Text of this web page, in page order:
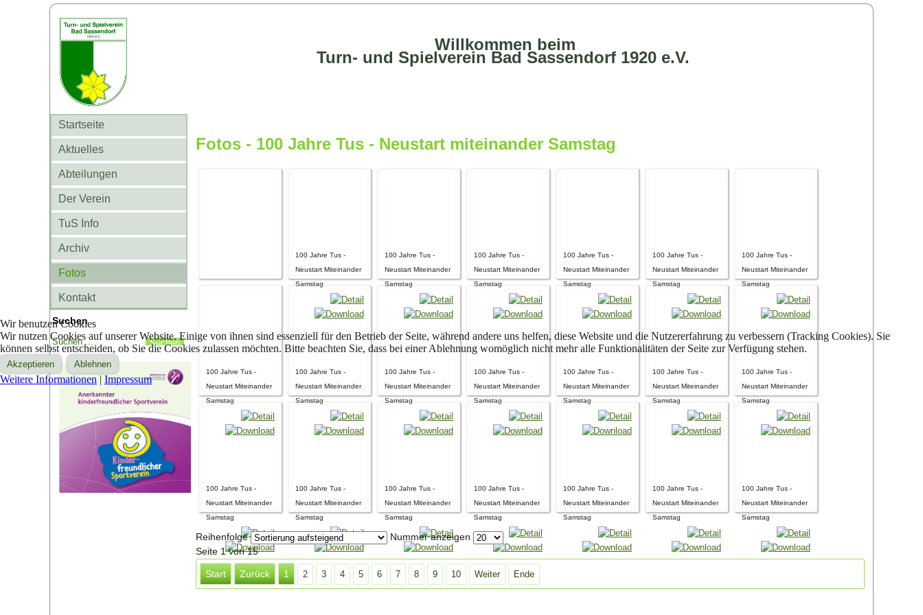
Willkommen beim
Turn- und Spielverein Bad Sassendorf 1920 e.V.
Startseite
Aktuelles
Abteilungen
Der Verein
TuS Info
Archiv
Fotos
Kontakt
Suchen
Fotos - 100 Jahre Tus - Neustart miteinander Samstag
100 Jahre Tus -
Neustart Miteinander
Samstag
100 Jahre Tus -
Neustart Miteinander
Samstag
100 Jahre Tus -
Neustart Miteinander
Samstag
100 Jahre Tus -
Neustart Miteinander
Samstag
100 Jahre Tus -
Neustart Miteinander
Samstag
100 Jahre Tus -
Neustart Miteinander
Samstag
100 Jahre Tus -
Neustart Miteinander
Samstag
100 Jahre Tus -
Neustart Miteinander
Samstag
100 Jahre Tus -
Neustart Miteinander
Samstag
100 Jahre Tus -
Neustart Miteinander
Samstag
100 Jahre Tus -
Neustart Miteinander
Samstag
100 Jahre Tus -
Neustart Miteinander
Samstag
100 Jahre Tus -
Neustart Miteinander
Samstag
100 Jahre Tus -
Neustart Miteinander
Samstag
100 Jahre Tus -
Neustart Miteinander
Samstag
100 Jahre Tus -
Neustart Miteinander
Samstag
100 Jahre Tus -
Neustart Miteinander
Samstag
100 Jahre Tus -
Neustart Miteinander
Samstag
100 Jahre Tus -
Neustart Miteinander
Samstag
100 Jahre Tus -
Neustart Miteinander
Samstag
Reihenfolge
Nummer anzeigen
Seite 1 von 15
Start Zurück 1 2 3 4 5 6 7 8 9 10 Weiter Ende
Wir benutzen Cookies
Wir nutzen Cookies auf unserer Website. Einige von ihnen sind essenziell für den Betrieb der Seite, während andere uns helfen, diese Website und die Nutzererfahrung zu verbessern (Tracking Cookies). Sie
können selbst entscheiden, ob Sie die Cookies zulassen möchten. Bitte beachten Sie, dass bei einer Ablehnung womöglich nicht mehr alle Funktionalitäten der Seite zur Verfügung stehen.
Akzeptieren Ablehnen
Weitere Informationen | Impressum